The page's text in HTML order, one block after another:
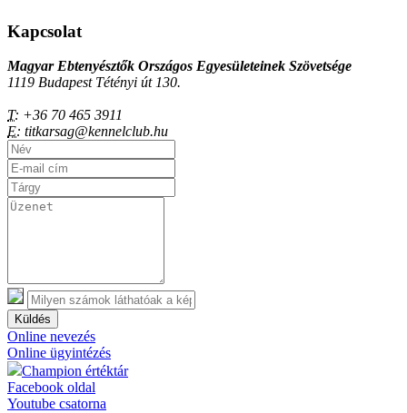
Kapcsolat
Magyar Ebtenyésztők Országos Egyesületeinek Szövetsége
1119 Budapest Tétényi út 130.
T: +36 70 465 3911
E: titkarsag@kennelclub.hu
Küldés
Online nevezés
Online ügyintézés
Champion értéktár
Facebook oldal
Youtube csatorna